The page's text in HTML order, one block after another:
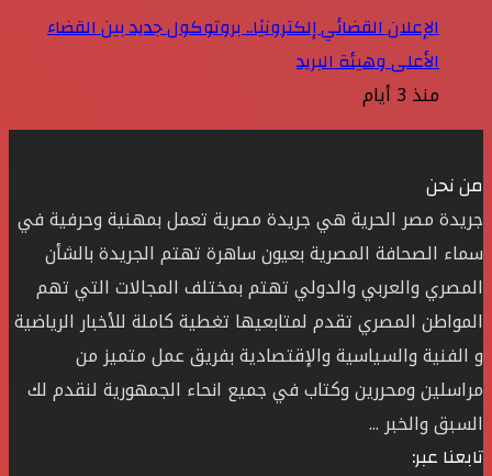
الإعلان القضائي إلكترونيًا.. بروتوكول جديد بين القضاء
الأعلى وهيئة البريد
منذ 3 أيام
من نحن
جريدة مصر الحرية هي جريدة مصرية تعمل بمهنية وحرفية في
سماء الصحافة المصرية بعيون ساهرة تهتم الجريدة بالشأن
المصري والعربي والدولي تهتم بمختلف المجالات التي تهم
المواطن المصري تقدم لمتابعيها تغطية كاملة للأخبار الرياضية
و الفنية والسياسية والإقتصادية بفريق عمل متميز من
مراسلين ومحررين وكتاب في جميع انحاء الجمهورية لنقدم لك
السبق والخبر ...
تابعنا عبر: